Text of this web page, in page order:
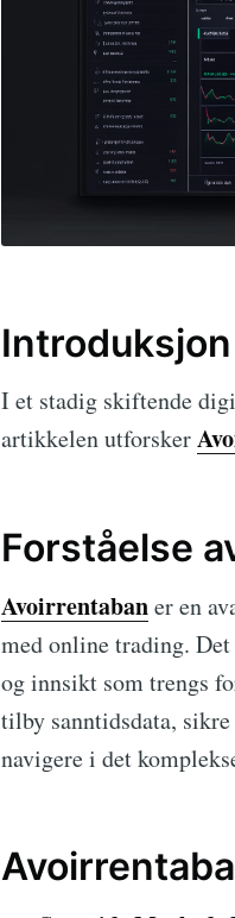
Introduksjon
I et stadig skiftende
artikkelen utforsker
Forståelse
Avoirrentabaner en
med online trading.
og innsikt som trengs
tilby sanntidsdata,
navigere i det